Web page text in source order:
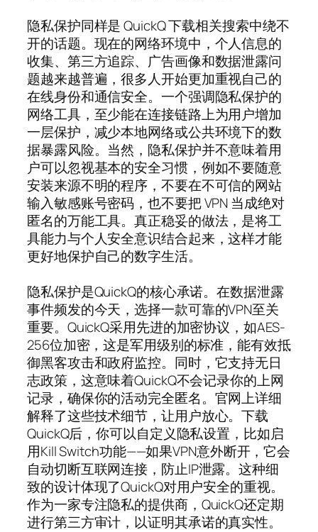
隐私保护同样是 QuickQ 下载相关搜索中绕不
开的话题。现在的网络环境中，个人信息的
收集、第三方追踪、广告画像和数据泄露问
题越来越普遍，很多人开始更加重视自己的
在线身份和通信安全。一个强调隐私保护的
网络工具，至少能在连接链路上为用户增加
一层保护，减少本地网络或公共环境下的数
据暴露风险。当然，隐私保护并不意味着用
户可以忽视基本的安全习惯，例如不要随意
安装来源不明的程序，不要在不可信的网站
输入敏感账号密码，也不要把 VPN 当成绝对
匿名的万能工具。真正稳妥的做法，是将工
具能力与个人安全意识结合起来，这样才能
更好地保护自己的数字生活。
隐私保护是QuickQ的核心承诺。在数据泄露
事件频发的今天，选择一款可靠的VPN至关
重要。QuickQ采用先进的加密协议，如AES-
256位加密，这是军用级别的标准，能有效抵
御黑客攻击和政府监控。同时，它支持无日
志政策，这意味着QuickQ不会记录你的上网
记录，确保你的活动完全匿名。官网上详细
解释了这些技术细节，让用户放心。下载
QuickQ后，你可以自定义隐私设置，比如启
用Kill Switch功能——如果VPN意外断开，它会
自动切断互联网连接，防止IP泄露。这种细
致的设计体现了QuickQ对用户安全的重视。
作为一家专注隐私的提供商，QuickQ还定期
进行第三方审计，以证明其承诺的真实性。